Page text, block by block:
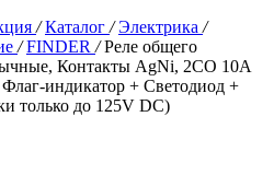
/ Каталог / Электрика /
/ FINDER / Реле общего
Контакты AgNi, 2CO 10A
индикатор + Светодиод +
только до 125V DC)